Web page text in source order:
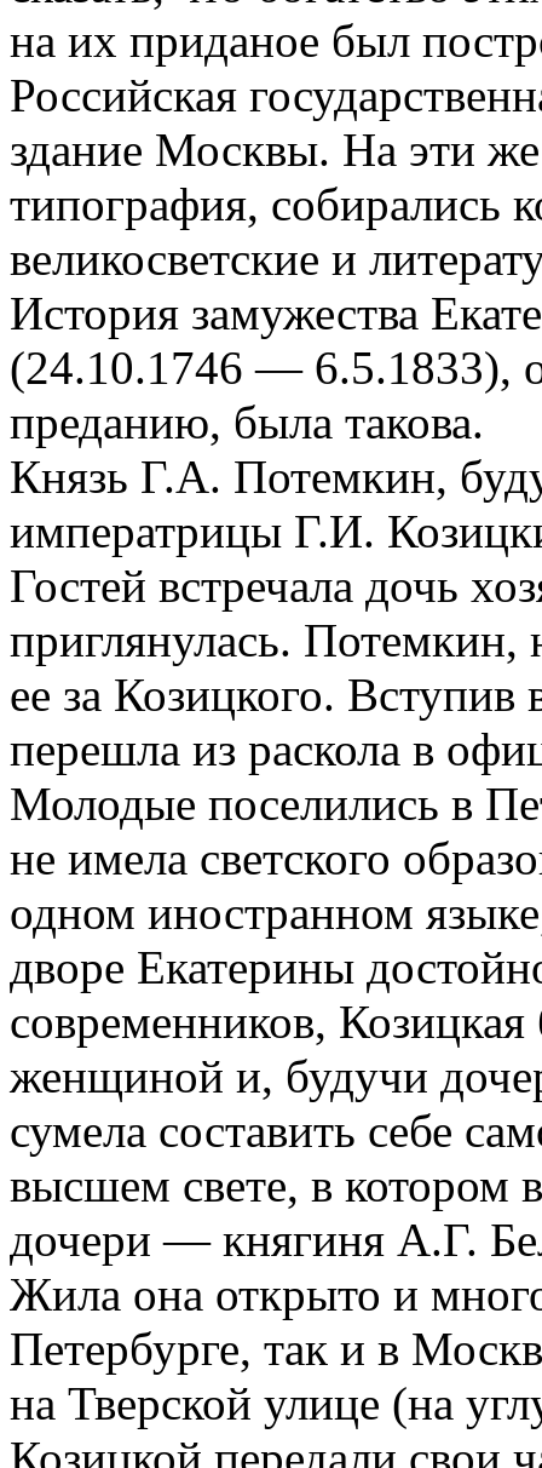
на их приданое был
Российская
здание Москвы. На эти же
типография, собирались
великосветские и
История замужества
(24.10.1746 — 6.5.1833),
преданию, была такова.
Князь Г.А. Потемкин,
императрицы Г.И.
Гостей встречала дочь
приглянулась. Потемкин,
ее за Козицкого.
перешла из раскола в
Молодые поселились в
не имела светского
одном иностранном
дворе Екатерины
современников,
женщиной и, будучи
сумела составить себе
высшем свете, в котором
дочери — княгиня А.Г.
Жила она открыто и
Петербурге, так и в
на Тверской улице (на
Козицкой передали свои